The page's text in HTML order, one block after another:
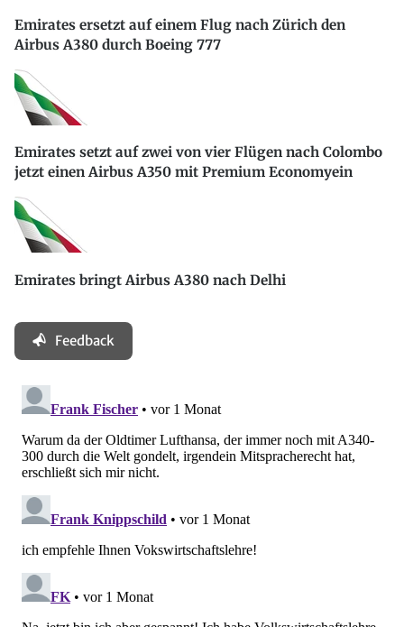
Emirates ersetzt auf einem Flug nach Zürich den
Airbus A380 durch Boeing 777
Emirates setzt auf zwei von vier Flügen nach Colombo
jetzt einen Airbus A350 mit Premium Economyein
Emirates bringt Airbus A380 nach Delhi
Feedback